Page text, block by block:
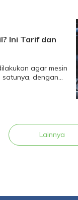
Ini Tarif dan
agar mesin
dengan
Lainnya